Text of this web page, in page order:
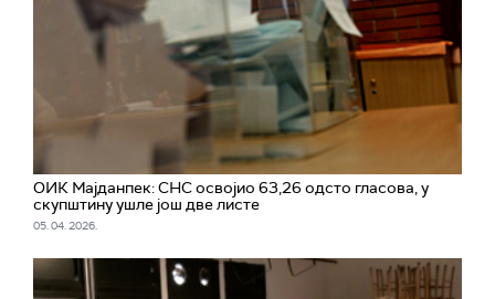
ОИК Мајданпек: СНС освојио 63,26 одсто гласова, у
скупштину ушле још две листе
05. 04. 2026.